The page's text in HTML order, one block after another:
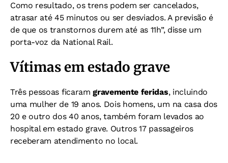
Como resultado, os trens podem ser cancelados,
atrasar até 45 minutos ou ser desviados. A previsão é
de que os transtornos durem até as 11h”, disse um
porta-voz da National Rail.
Vítimas em estado grave
Três pessoas ficaramgravemente feridas, incluindo
uma mulher de 19 anos. Dois homens, um na casa dos
20 e outro dos 40 anos, também foram levados ao
hospital em estado grave. Outros 17 passageiros
receberam atendimento no local.